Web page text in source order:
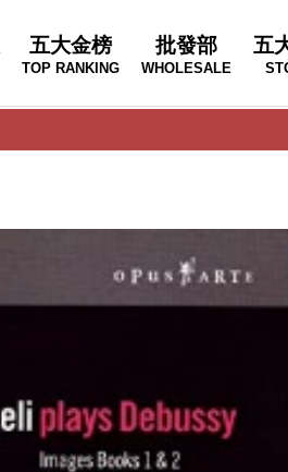
五大金榜
TOP RANKING
批發部
WHOLESALE
五